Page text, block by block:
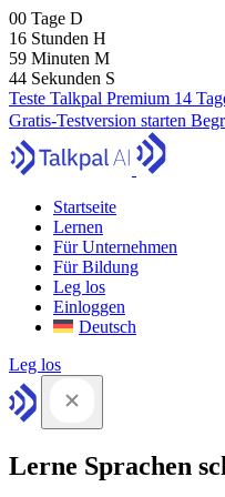
00 Tage D
16 Stunden H
59 Minuten M
43 Sekunden S
Teste Talkpal Premium 14
Gratis-Testversion starten
Startseite
Lernen
Für Unternehmen
Für Bildung
Leg los
Einloggen
Deutsch
Leg los
Lerne Sprachen